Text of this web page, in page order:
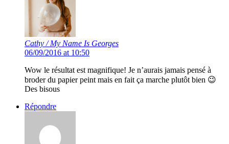
Cathy / My Name Is Georges
06/09/2016 at 10:50
Wow le résultat est magnifique! Je n’aurais jamais pensé à
broder du papier peint mais en fait ça marche plutôt bien 😉
Des bisous
Répondre